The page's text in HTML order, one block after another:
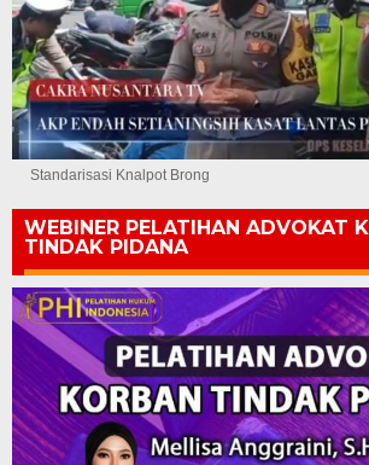
Standarisasi Knalpot Brong
WEBINER PELATIHAN ADVOKAT
TINDAK PIDANA